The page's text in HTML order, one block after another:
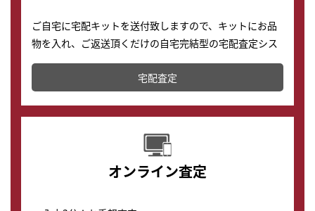
ご自宅に宅配キットを送付致しますので、キットにお品
物を入れ、ご返送頂くだけの自宅完結型の宅配査定シス
テムです。
配送でも簡単&安全に査定・買取に出すことが可能で
す。
宅配査定
オンライン査定